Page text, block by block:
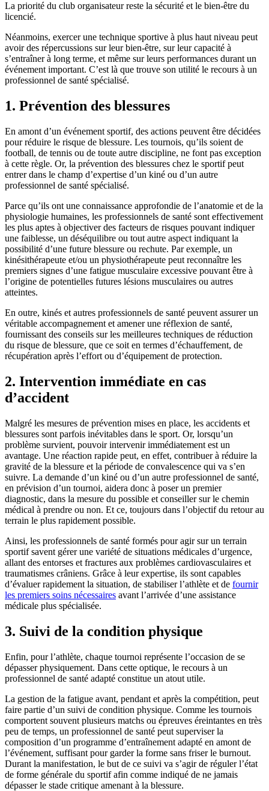
La priorité du club organisateur reste la sécurité et le bien-être du
licencié.
Néanmoins, exercer une technique sportive à plus haut niveau peut
avoir des répercussions sur leur bien-être, sur leur capacité à
s’entraîner à long terme, et même sur leurs performances durant un
événement important. C’est là que trouve son utilité le recours à un
professionnel de santé spécialisé.
1. Prévention des blessures
En amont d’un événement sportif, des actions peuvent être décidées
pour réduire le risque de blessure. Les tournois, qu’ils soient de
football, de tennis ou de toute autre discipline, ne font pas exception
à cette règle. Or, la prévention des blessures chez le sportif peut
entrer dans le champ d’expertise d’un kiné ou d’un autre
professionnel de santé spécialisé.
Parce qu’ils ont une connaissance approfondie de l’anatomie et de la
physiologie humaines, les professionnels de santé sont effectivement
les plus aptes à objectiver des facteurs de risques pouvant indiquer
une faiblesse, un déséquilibre ou tout autre aspect indiquant la
possibilité d’une future blessure ou rechute. Par exemple, un
kinésithérapeute et/ou un physiothérapeute peut reconnaître les
premiers signes d’une fatigue musculaire excessive pouvant être à
l’origine de potentielles futures lésions musculaires ou autres
atteintes.
En outre, kinés et autres professionnels de santé peuvent assurer un
véritable accompagnement et amener une réflexion de santé,
fournissant des conseils sur les meilleures techniques de réduction
du risque de blessure, que ce soit en termes d’échauffement, de
récupération après l’effort ou d’équipement de protection.
2. Intervention immédiate en cas
d’accident
Malgré les mesures de prévention mises en place, les accidents et
blessures sont parfois inévitables dans le sport. Or, lorsqu’un
problème survient, pouvoir intervenir immédiatement est un
avantage. Une réaction rapide peut, en effet, contribuer à réduire la
gravité de la blessure et la période de convalescence qui va s’en
suivre. La demande d’un kiné ou d’un autre professionnel de santé,
en prévision d’un tournoi, aidera donc à poser un premier
diagnostic, dans la mesure du possible et conseiller sur le chemin
médical à prendre ou non. Et ce, toujours dans l’objectif du retour au
terrain le plus rapidement possible.
Ainsi, les professionnels de santé formés pour agir sur un terrain
sportif savent gérer une variété de situations médicales d’urgence,
allant des entorses et fractures aux problèmes cardiovasculaires et
traumatismes crâniens. Grâce à leur expertise, ils sont capables
d’évaluer rapidement la situation, de stabiliser l’athlète et de fournir
les premiers soins nécessaires avant l’arrivée d’une assistance
médicale plus spécialisée.
3. Suivi de la condition physique
Enfin, pour l’athlète, chaque tournoi représente l’occasion de se
dépasser physiquement. Dans cette optique, le recours à un
professionnel de santé adapté constitue un atout utile.
La gestion de la fatigue avant, pendant et après la compétition, peut
faire partie d’un suivi de condition physique. Comme les tournois
comportent souvent plusieurs matchs ou épreuves éreintantes en très
peu de temps, un professionnel de santé peut superviser la
composition d’un programme d’entraînement adapté en amont de
l’événement, suffisant pour garder la forme sans friser le burnout.
Durant la manifestation, le but de ce suivi va s’agir de réguler l’état
de forme générale du sportif afin comme indiqué de ne jamais
dépasser le stade critique amenant à la blessure.